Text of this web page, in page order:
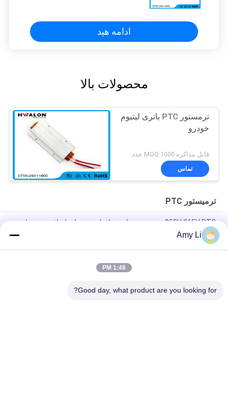
ادامه هید
محصولات بالا
ترمستور PTC باتری لیتیوم
خودرو
قابل مذاکره MOQ:1000 عدد
تماس
ترمیستور PTC
250V 265V PTC ترمیستور برای محافظت در برابر اضافه و بیش از حد
ساز
Amy Li
1:48 PM
Good day, what product are you looking for?